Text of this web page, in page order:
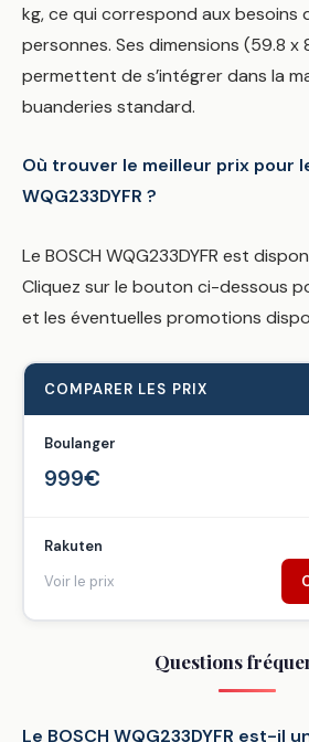
kg, ce qui correspond aux besoins
personnes. Ses dimensions (59.8 x
permettent de s’intégrer dans la
buanderies standard.
Où trouver le meilleur prix pour
WQG233DYFR ?
Le BOSCH WQG233DYFR est
Cliquez sur le bouton ci-dessous
et les éventuelles promotions
COMPARER LES PRIX
Boulanger
999€
Rakuten
Voir le prix
Questions
Le BOSCH WQG233DYFR est-il